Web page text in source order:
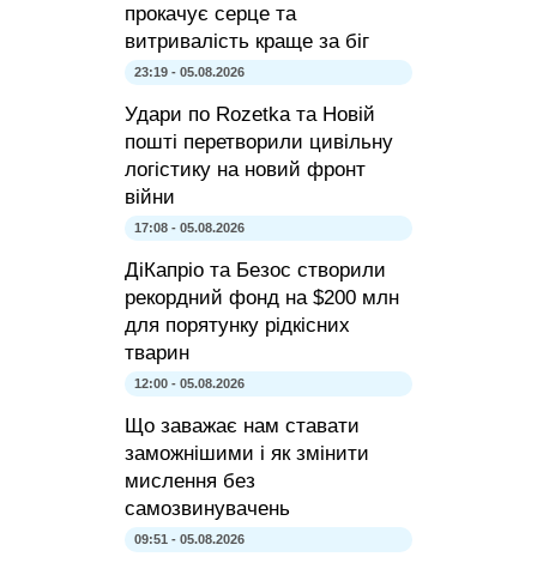
прокачує серце та
витривалість краще за біг
23:19 - 05.08.2026
Удари по Rozetka та Новій
пошті перетворили цивільну
логістику на новий фронт
війни
17:08 - 05.08.2026
ДіКапріо та Безос створили
рекордний фонд на $200 млн
для порятунку рідкісних
тварин
12:00 - 05.08.2026
Що заважає нам ставати
заможнішими і як змінити
мислення без
самозвинувачень
09:51 - 05.08.2026